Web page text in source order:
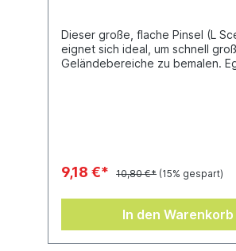
Dieser große, flache Pinsel (L
eignet sich ideal, um schnell
Geländebereiche zu bemalen.
9,18 €* 10,80 €* (15% gespart)
In den Warenkorb